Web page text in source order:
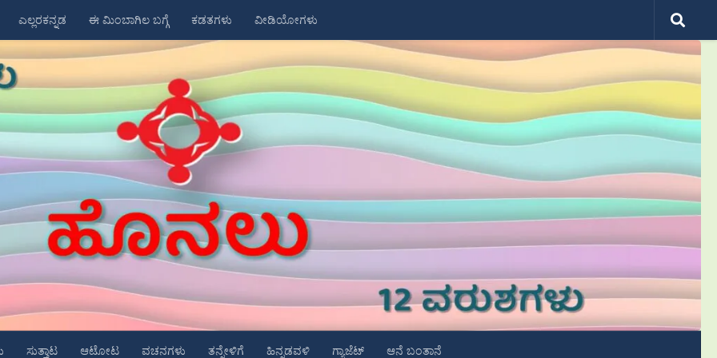
ಎಲ್ಲರಕನ್ನಡ ಈ ಮಿಂಬಾಗಿಲ ಬಗ್ಗೆ ಕಡತಗಳು ವೀಡಿಯೋಗಳು
ಸುತ್ತಾಟ ಆಟೋಟ ವಚನಗಳು ತನ್ನೇಳಿಗೆ ಹಿನ್ನಡವಳಿ ಗ್ಯಾಜೆಟ್ ಆನೆ ಬಂತಾನೆ